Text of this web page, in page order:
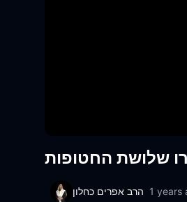
שלושת החטופות
הרב אפרים כחלון 1 years